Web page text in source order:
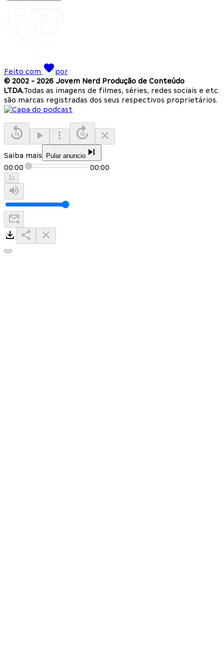
Feito com
por
© 2002 - 2026 Jovem Nerd Produção de Conteúdo
LTDA.Todas as imagens de filmes, séries, redes sociais e etc.
são marcas registradas dos seus respectivos proprietários.
Saiba mais Pular anuncio
00:00 00:00
1x